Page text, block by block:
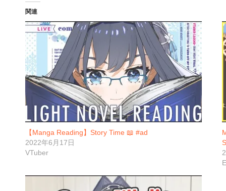
関連
【Manga Reading】Story Time 📖 #ad
2022年6月17日
VTuber